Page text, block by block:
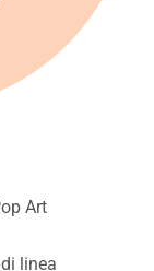
Art
linea